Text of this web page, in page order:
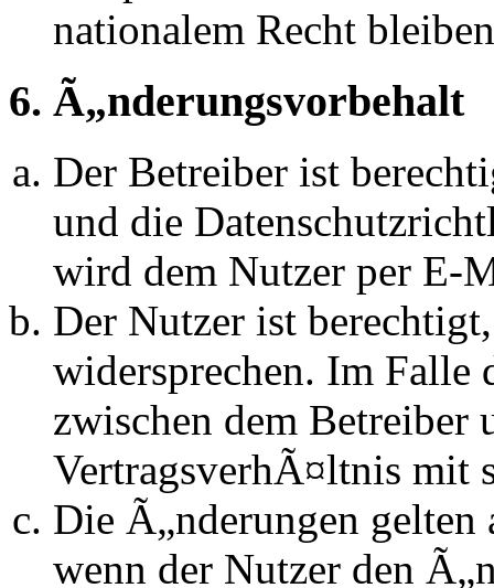
nationalem Recht
6. Ã„nderungsvorbehalt
Der Betreiber ist
und die
wird dem Nutzer per E-
Der Nutzer ist
widersprechen. Im Falle
zwischen dem Betreiber
VertragsverhÃ¤ltnis mit
Die Ã„nderungen
wenn der Nutzer den